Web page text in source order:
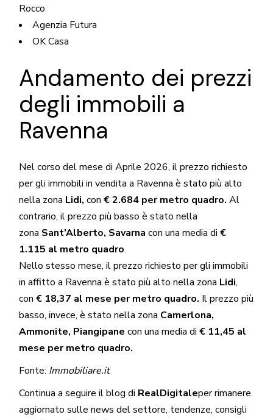
Rocco
Agenzia Futura
OK Casa
Andamento dei prezzi
degli immobili a
Ravenna
Nel corso del mese di Aprile 2026, il prezzo richiesto
per gli immobili in vendita a Ravenna è stato più alto
nella zona Lidi, con€ 2.684 per metro quadro. Al
contrario, il prezzo più basso è stato nella
zona Sant’Alberto, Savarna con una media di€
1.115 al metro quadro.
Nello stesso mese, il prezzo richiesto per gli immobili
in affitto a Ravenna è stato più alto nella zona Lidi,
con€ 18,37 al mese per metro quadro. Il prezzo più
basso, invece, è stato nella zona Camerlona,
Ammonite, Piangipane con una media di€ 11,45 al
mese per metro quadro.
Fonte: Immobiliare.it
Continua a seguire il blog di RealDigitaleper rimanere
aggiornato sulle news del settore, tendenze, consigli